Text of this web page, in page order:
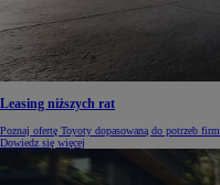
Leasing niższych rat
Poznaj ofertę Toyoty dopasowaną do potrzeb firm
Dowiedz się więcej